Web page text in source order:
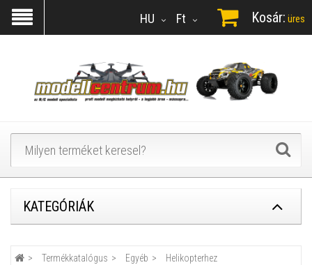
Ft
HU Kosár: üres
KATEGÓRIÁK
Termékkatalógus Egyéb Helikopterhez